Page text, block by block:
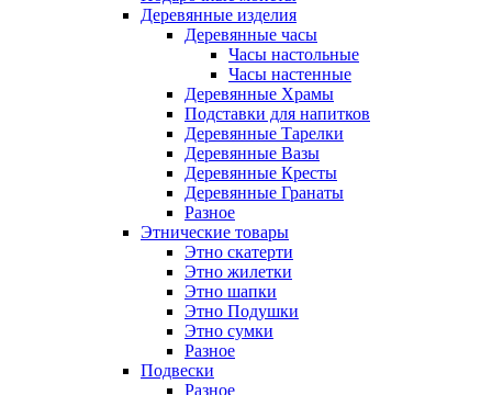
Деревянные изделия
Деревянные часы
Часы настольные
Часы настенные
Деревянные Храмы
Подставки для напитков
Деревянные Тарелки
Деревянные Вазы
Деревянные Кресты
Деревянные Гранаты
Разное
Этнические товары
Этно скатерти
Этно жилетки
Этно шапки
Этно Подушки
Этно сумки
Разное
Подвески
Разное